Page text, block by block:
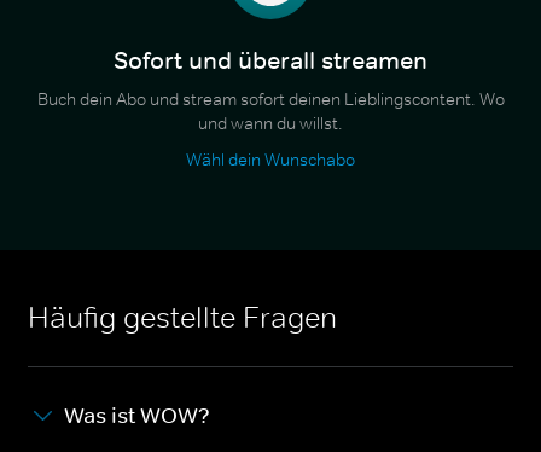
Sofort und überall streamen
Buch dein Abo und stream sofort deinen Lieblingscontent. Wo
und wann du willst.
Wähl dein Wunschabo
Häufig gestellte Fragen
Was ist WOW?